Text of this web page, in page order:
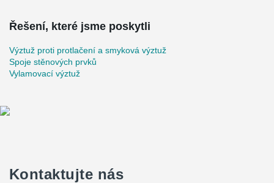
Řešení, které jsme poskytli
Výztuž proti protlačení a smyková výztuž
Spoje stěnových prvků
Vylamovací výztuž
Kontaktujte nás